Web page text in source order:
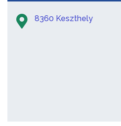
8360 Keszthely